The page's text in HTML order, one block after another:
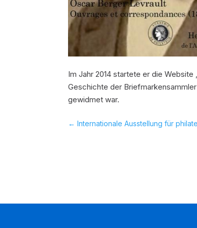
Im Jahr 2014 startete er die Website
Geschichte der
gewidmet war.
←Internationale Ausstellung für